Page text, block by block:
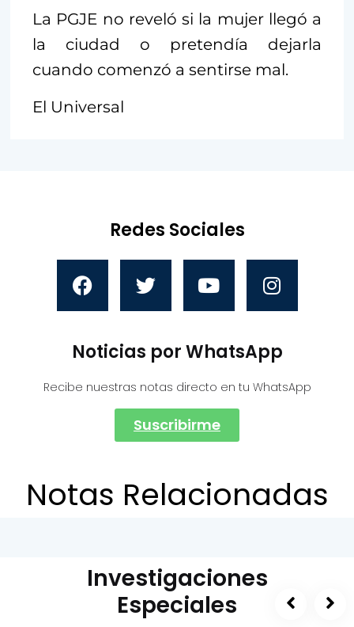
La PGJE no reveló si la mujer llegó a
la ciudad o pretendía dejarla
cuando comenzó a sentirse mal.
El Universal
Redes Sociales
Noticias por WhatsApp
Recibe nuestras notas directo en tu WhatsApp
Suscribirme
Notas Relacionadas
Investigaciones
Especiales